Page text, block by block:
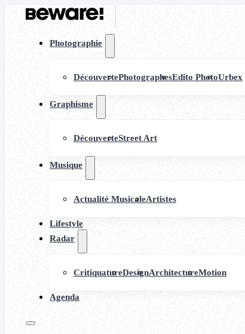
Photographie
DécouvertePhotographesEdito PhotoUrbex
Graphisme
DécouverteStreet Art
Musique
Actualité MusicaleArtistes
Lifestyle
Radar
CritiquatureDesignArchitectureMotion
Agenda